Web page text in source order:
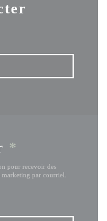
*
pour recevoir des
marketing par courriel.